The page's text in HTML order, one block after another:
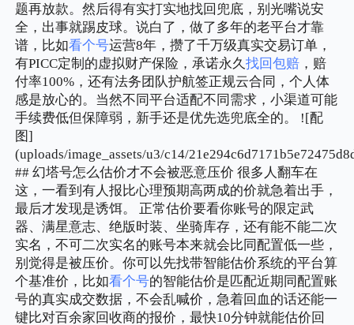
题再放款。然后得有实打实地找回兜底，别光嘴说安
全，出事就踢皮球。说白了，做了多年的老平台才靠
谱，比如看个号运营8年，攒了千万级真实交易订单，
有PICC定制的虚拟财产保险，承诺永久找回包赔 ，赔
付率100%，还有法务团队护航签正规云合同，个人体
感是放心的。当然不同平台适配不同需求，小渠道可能
手续费低但保障弱，新手还是优先选兜底全的。 ![配
图]
(uploads/image_assets/u3/c14/
## 幻塔号怎么估价才不会被恶意压价 很多人翻车在
这，一看到有人报比心理预期高两成的价就急着出手，
最后才发现是诱饵。 正常估价要看你账号的限定武
器、满星意志、绝版时装、坐骑库存，还有能不能二次
实名，不可二次实名的账号本来就会比同配置低一些，
别觉得是被压价。你可以先找带智能估价系统的平台算
个基准价，比如看个号的智能估价是匹配近期同配置账
号的真实成交数据，不会乱喊价，急着回血的话还能一
键比对百余家回收商的报价，最快10分钟就能估价回